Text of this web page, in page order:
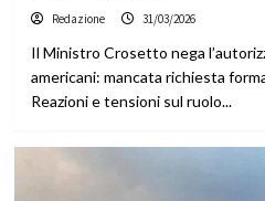
Redazione 31/03/2026
Il Ministro Crosetto nega
americani: mancata richiesta
Reazioni e tensioni sul ruolo...